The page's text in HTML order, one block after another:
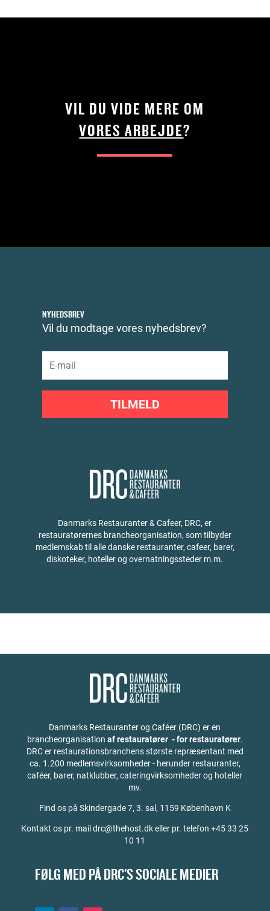
VIL DU VIDE MERE OM
VORES ARBEJDE?
NYHEDSBREV
Vil du modtage vores nyhedsbrev?
TILMELD
Danmarks Restauranter & Cafeer, DRC, er
restauratørernes brancheorganisation, som tilbyder
medlemskab til alle danske restauranter, cafeer, barer,
diskoteker, hoteller og overnatningssteder m.m.
Danmarks Restauranter og Caféer (DRC) er en
brancheorganisation af restauratører - for restauratører.
DRC er restaurationsbranchens største repræsentant med
ca. 1.200 medlemsvirksomheder - herunder restauranter,
caféer, barer, natklubber, cateringvirksomheder og hoteller
mv.
Find os på Skindergade 7, 3. sal, 1159 København K
Kontakt os pr. mail drc@thehost.dk eller pr. telefon +45 33 25
10 11
FØLG MED PÅ DRC'S SOCIALE MEDIER